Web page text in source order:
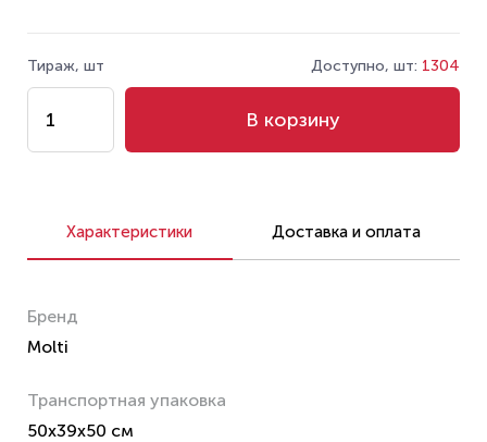
Тираж, шт Доступно, шт: 1304
В корзину
Характеристики Доставка и оплата
Бренд
Molti
Транспортная упаковка
50x39x50 см